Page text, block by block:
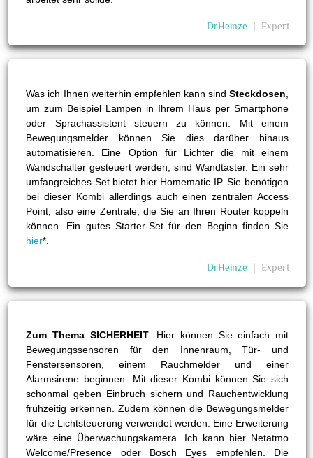
DrHeinze Expert
Was ich Ihnen weiterhin empfehlen kann sind Steckdosen
um zum Beispiel Lampen in Ihrem Haus per Smartphone
oder Sprachassistent steuern zu können. Mit einem
Bewegungsmelder können Sie dies darüber hinaus
automatisieren. Eine Option für Lichter die mit einem
Wandschalter gesteuert werden, sind Wandtaster. Ein sehr
umfangreiches Set bietet hier Homematic IP. Sie benötigen
bei dieser Kombi allerdings auch einen zentralen Access
Point, also eine Zentrale, die Sie an Ihren Router koppeln
können. Ein gutes Starter-Set für den Beginn finden Sie
hier*.
DrHeinze Expert
Zum Thema SICHERHEIT: Hier können Sie einfach mit
Bewegungssensoren für den Innenraum, Tür- und
Fenstersensoren, einem Rauchmelder und einer
Alarmsirene beginnen. Mit dieser Kombi können Sie sich
schonmal geben Einbruch sichern und Rauchentwicklung
frühzeitig erkennen. Zudem können die Bewegungsmelder
für die Lichtsteuerung verwendet werden. Eine Erweiterung
wäre eine Überwachungskamera. Ich kann hier Netatmo
Welcome/Presence oder Bosch Eyes empfehlen. Die